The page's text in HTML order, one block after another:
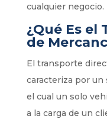
cualquier negocio.
¿Qué Es
de
El transporte
caracteriza por
el cual un solo
a la carga de un